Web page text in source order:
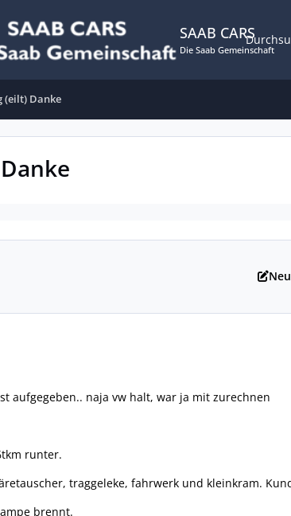
SAAB CARS
Die Saab Gemeinschaft
(eilt) Danke
aufgegeben.. naja vw halt, war ja mit zurechnen
runter.
traggeleke, fahrwerk und kleinkram.
brennt.